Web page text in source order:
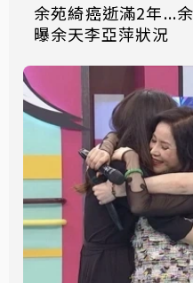
余苑綺癌逝滿2年...
曝余天李亞萍狀況